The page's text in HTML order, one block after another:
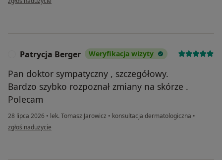
Patrycja Berger Weryfikacja wizyty
Pan doktor sympatyczny , szczegółowy.
Bardzo szybko rozpoznał zmiany na skórze .
Polecam
28 lipca 2026 • lek. Tomasz Jarowicz • konsultacja dermatologiczna •
w opinii użytkownika Patrycja Berger
zgłoś nadużycie